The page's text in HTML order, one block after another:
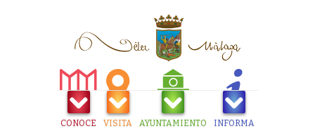
CONOCE VISITA AYUNTAMIENTO INFORMA